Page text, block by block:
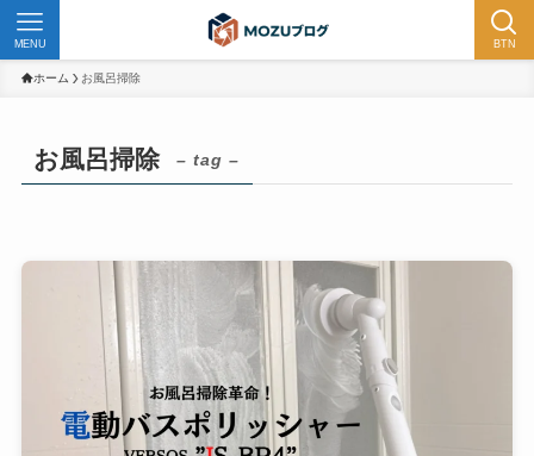
BTN
MENU
ホーム お風呂掃除
お風呂掃除 – tag –